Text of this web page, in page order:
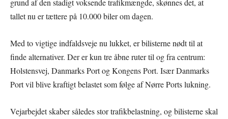
grund af den stadigt voksende trafikmængde, skønnes det, at
tallet nu er tættere på 10.000 biler om dagen.
Med to vigtige indfaldsveje nu lukket, er bilisterne nødt til at
finde alternativer. Der er kun tre åbne ruter til og fra centrum:
Holstensvej, Danmarks Port og Kongens Port. Især Danmarks
Port vil blive kraftigt belastet som følge af Nørre Ports lukning.
Vejarbejdet skaber således stor trafikbelastning, og bilisterne skal